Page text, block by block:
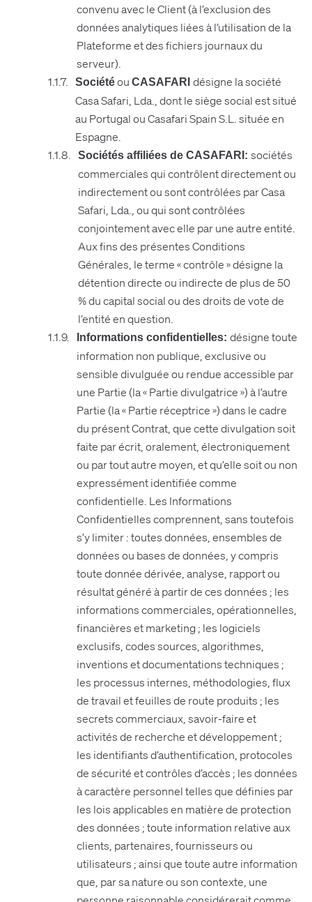
convenu avec le Client (à l’exclusion des
données analytiques liées à l’utilisation de la
Plateforme et des fichiers journaux du
serveur).
Sociétéou CASAFARI désigne la société
Casa Safari, Lda., dont le siège social est situé
au Portugal ou Casafari Spain S.L. située en
Espagne.
Sociétés affiliées de CASAFARI: sociétés
commerciales qui contrôlent directement ou
indirectement ou sont contrôlées par Casa
Safari, Lda., ou qui sont contrôlées
conjointement avec elle par une autre entité.
Aux fins des présentes Conditions
Générales, le terme « contrôle » désigne la
détention directe ou indirecte de plus de 50
% du capital social ou des droits de vote de
l’entité en question.
Informations confidentielles: désigne toute
information non publique, exclusive ou
sensible divulguée ou rendue accessible par
une Partie (la « Partie divulgatrice ») à l’autre
Partie (la « Partie réceptrice ») dans le cadre
du présent Contrat, que cette divulgation soit
faite par écrit, oralement, électroniquement
ou par tout autre moyen, et qu’elle soit ou non
expressément identifiée comme
confidentielle. Les Informations
Confidentielles comprennent, sans toutefois
s’y limiter : toutes données, ensembles de
données ou bases de données, y compris
toute donnée dérivée, analyse, rapport ou
résultat généré à partir de ces données ; les
informations commerciales, opérationnelles,
financières et marketing ; les logiciels
exclusifs, codes sources, algorithmes,
inventions et documentations techniques ;
les processus internes, méthodologies, flux
de travail et feuilles de route produits ; les
secrets commerciaux, savoir-faire et
activités de recherche et développement ;
les identifiants d’authentification, protocoles
de sécurité et contrôles d’accès ; les données
à caractère personnel telles que définies par
les lois applicables en matière de protection
des données ; toute information relative aux
clients, partenaires, fournisseurs ou
utilisateurs ; ainsi que toute autre information
que, par sa nature ou son contexte, une